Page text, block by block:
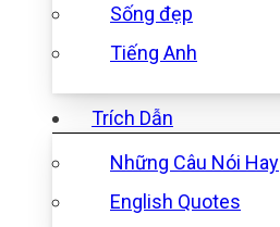
Sống đẹp
Tiếng Anh
Trích Dẫn
Những Câu Nói Hay
English Quotes